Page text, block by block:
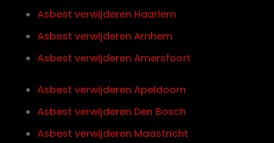
Asbest verwijderen Haarlem
Asbest verwijderen Arnhem
Asbest verwijderen Amersfoort
Asbest verwijderen Apeldoorn
Asbest verwijderen Den Bosch
Asbest verwijderen Maastricht